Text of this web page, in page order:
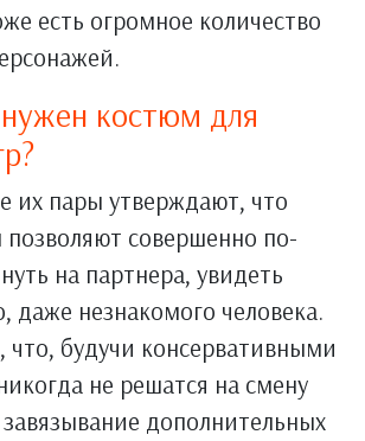
есть огромное количество
костюм для
их пары утверждают, что
совершенно по-
на партнера, увидеть
даже незнакомого человека.
что, будучи консервативными
не решатся на смену
дополнительных